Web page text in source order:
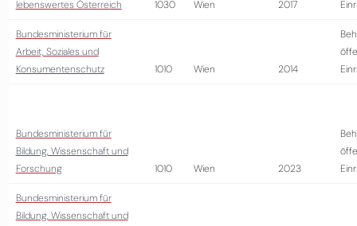
lebenswertes Österreich 1030 Wien 2017
Bundesministerium für
Arbeit, Soziales und
Konsumentenschutz
1010 Wien 2014
Bundesministerium für
Bildung, Wissenschaft und
Forschung
1010 Wien 2023
Bundesministerium für
Bildung, Wissenschaft und